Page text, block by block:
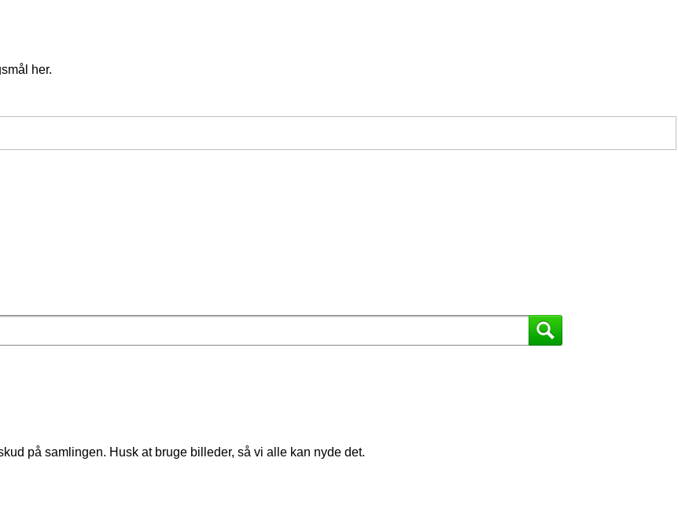
her.
på samlingen. Husk at bruge billeder, så vi alle kan nyde det.